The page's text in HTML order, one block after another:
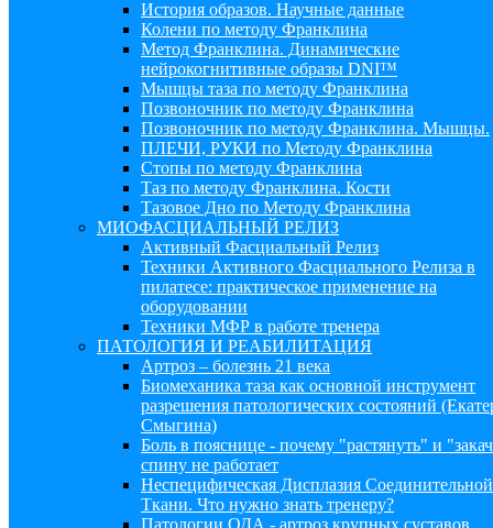
История образов. Научные данные
Колени по методу Франклина
Метод Франклина. Динамические
нейрокогнитивные образы DNI™
Мышцы таза по методу Франклина
Позвоночник по методу Франклина
Позвоночник по методу Франклина. Мышцы.
ПЛЕЧИ, РУКИ по Методу Франклина
Стопы по методу Франклина
Таз по методу Франклина. Кости
Тазовое Дно по Методу Франклина
МИОФАСЦИАЛЬНЫЙ РЕЛИЗ
Активный Фасциальный Релиз
Техники Активного Фасциального Релиза в
пилатесе: практическое применение на
оборудовании
Техники МФР в работе тренера
ПАТОЛОГИЯ И РЕАБИЛИТАЦИЯ
Артроз – болезнь 21 века
Биомеханика таза как основной инструмент
разрешения патологических состояний
Смыгина)
Боль в пояснице - почему "растянуть" и
спину не работает
Неспецифическая Дисплазия Соединительной
Ткани. Что нужно знать тренеру?
Патологии ОДА - артроз крупных суставов